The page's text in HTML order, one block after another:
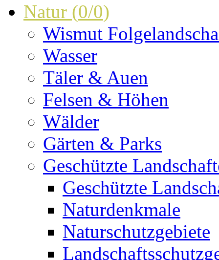
Natur (0/0)
Wismut
Wasser
Täler & Auen
Felsen & Höhen
Wälder
Gärten & Parks
Geschützte
Geschützte
Naturdenkmale
Naturschutzgebiete